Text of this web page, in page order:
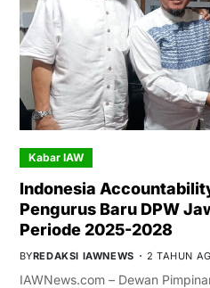
Kabar IAW
Indonesia
Pengurus Baru DPW
Periode 2025-2028
BYREDAKSI IAWNEWS 2 TAHUN
IAWNews.com – Dewan